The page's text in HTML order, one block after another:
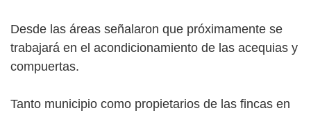
Desde las áreas señalaron que próximamente se
trabajará en el acondicionamiento de las acequias y
compuertas.
Tanto municipio como propietarios de las fincas en